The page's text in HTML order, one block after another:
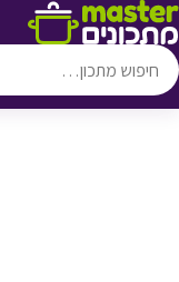
דלג לתוכן
♥ הוספה